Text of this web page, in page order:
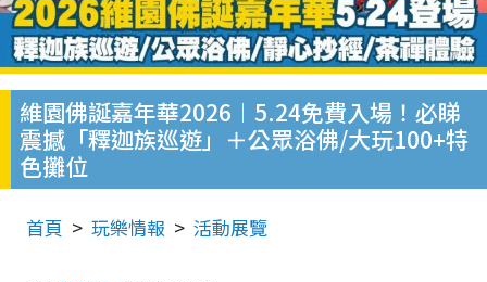
維園佛誕嘉年華2026︱5.24免費入場！必睇
震撼「釋迦族巡遊」＋公眾浴佛/大玩100+特
色攤位
首頁 玩樂情報 活動展覽